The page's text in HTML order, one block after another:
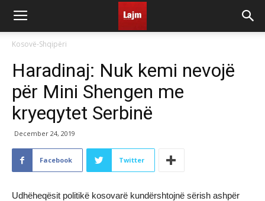
Kosovë-Shqipëri
Haradinaj: Nuk kemi nevojë
për Mini Shengen me
kryeqytet Serbinë
December 24, 2019
Facebook Twitter
Udhëheqësit politikë kosovarë kundërshtojnë sërish ashpër